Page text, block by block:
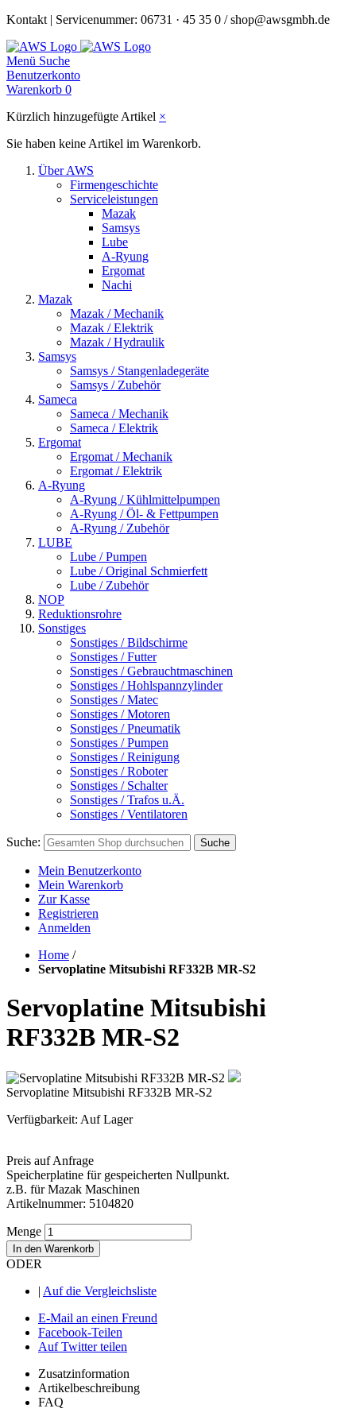
Kontakt | Servicenummer: 06731 · 45 35 0 / shop@awsgmbh.de
Menü Suche
Benutzerkonto
Warenkorb 0
Kürzlich hinzugefügte Artikel ×
Sie haben keine Artikel im Warenkorb.
Über AWS
Firmengeschichte
Serviceleistungen
Mazak
Samsys
Lube
A-Ryung
Ergomat
Nachi
Mazak
Mazak / Mechanik
Mazak / Elektrik
Mazak / Hydraulik
Samsys
Samsys / Stangenladegeräte
Samsys / Zubehör
Sameca
Sameca / Mechanik
Sameca / Elektrik
Ergomat
Ergomat / Mechanik
Ergomat / Elektrik
A-Ryung
A-Ryung / Kühlmittelpumpen
A-Ryung / Öl- & Fettpumpen
A-Ryung / Zubehör
LUBE
Lube / Pumpen
Lube / Original Schmierfett
Lube / Zubehör
NOP
Reduktionsrohre
Sonstiges
Sonstiges / Bildschirme
Sonstiges / Futter
Sonstiges / Gebrauchtmaschinen
Sonstiges / Hohlspannzylinder
Sonstiges / Matec
Sonstiges / Motoren
Sonstiges / Pneumatik
Sonstiges / Pumpen
Sonstiges / Reinigung
Sonstiges / Roboter
Sonstiges / Schalter
Sonstiges / Trafos u.Ä.
Sonstiges / Ventilatoren
Suche: Suche
Mein Benutzerkonto
Mein Warenkorb
Zur Kasse
Registrieren
Anmelden
Home /
Servoplatine Mitsubishi RF332B MR-S2
Servoplatine Mitsubishi
RF332B MR-S2
Servoplatine Mitsubishi RF332B MR-S2
Verfügbarkeit: Auf Lager
Preis auf Anfrage
Speicherplatine für gespeicherten Nullpunkt.
z.B. für Mazak Maschinen
Artikelnummer: 5104820
Menge
In den Warenkorb
ODER
| Auf die Vergleichsliste
E-Mail an einen Freund
Facebook-Teilen
Auf Twitter teilen
Zusatzinformation
Artikelbeschreibung
FAQ